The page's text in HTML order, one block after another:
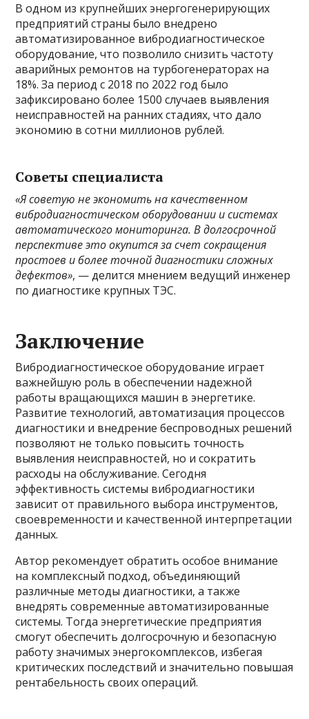
В одном из крупнейших энергогенерирующих
предприятий страны было внедрено
автоматизированное вибродиагностическое
оборудование, что позволило снизить частоту
аварийных ремонтов на турбогенераторах на
18%. За период с 2018 по 2022 год было
зафиксировано более 1500 случаев выявления
неисправностей на ранних стадиях, что дало
экономию в сотни миллионов рублей.
Советы специалиста
«Я советую не экономить на качественном
вибродиагностическом оборудовании и системах
автоматического мониторинга. В долгосрочной
перспективе это окупится за счет сокращения
простоев и более точной диагностики сложных
дефектов», — делится мнением ведущий инженер
по диагностике крупных ТЭС.
Заключение
Вибродиагностическое оборудование играет
важнейшую роль в обеспечении надежной
работы вращающихся машин в энергетике.
Развитие технологий, автоматизация процессов
диагностики и внедрение беспроводных решений
позволяют не только повысить точность
выявления неисправностей, но и сократить
расходы на обслуживание. Сегодня
эффективность системы вибродиагностики
зависит от правильного выбора инструментов,
своевременности и качественной интерпретации
данных.
Автор рекомендует обратить особое внимание
на комплексный подход, объединяющий
различные методы диагностики, а также
внедрять современные автоматизированные
системы. Тогда энергетические предприятия
смогут обеспечить долгосрочную и безопасную
работу значимых энергокомплексов, избегая
критических последствий и значительно повышая
рентабельность своих операций.